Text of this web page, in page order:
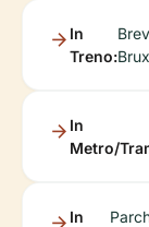
In
Treno:
In
Metro/
In